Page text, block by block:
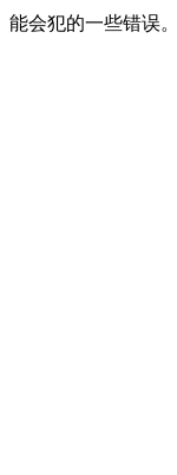
能会犯的一些错误。